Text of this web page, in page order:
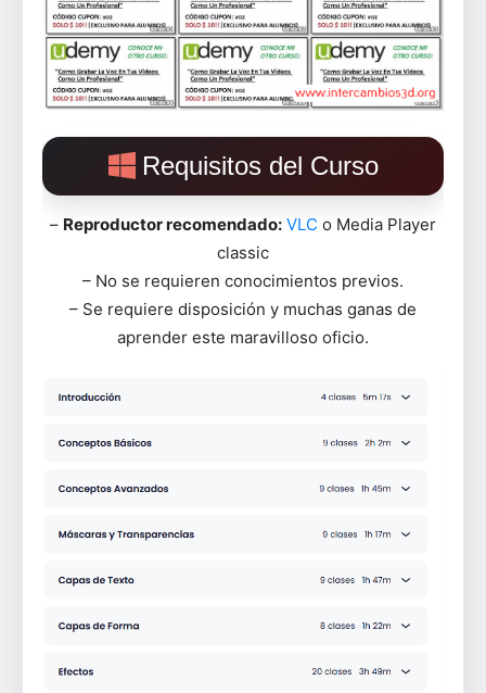
Requisitos del Curso
– Reproductor recomendado: VLC o Media Player
classic
– No se requieren conocimientos previos.
– Se requiere disposición y muchas ganas de
aprender este maravilloso oficio.